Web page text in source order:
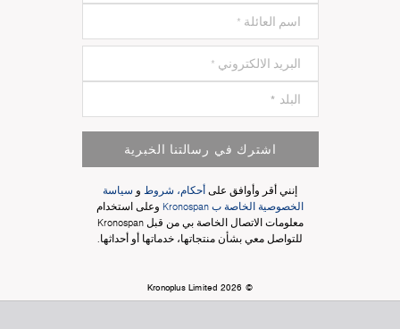
اشترك في رسالتنا الخبرية
إنني أقر وأوافق على أحكام، شروط و سياسة
الخصوصية الخاصة ب Kronospan
وعلى استخدام
معلومات الاتصال الخاصة بي من قبل Kronospan
للتواصل معي بشأن منتجاتها، خدماتها أو أحداثها.
© Kronoplus Limited 2026